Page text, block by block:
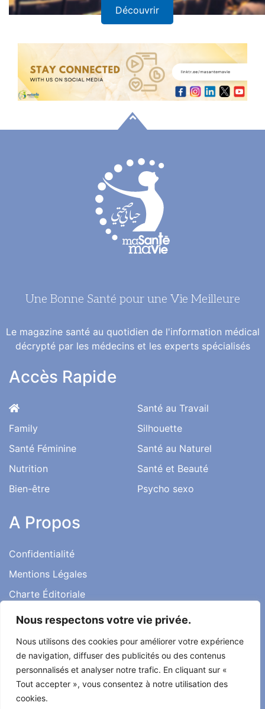
Nous respectons votre vie privée.
Nous utilisons des cookies pour améliorer votre expérience
de navigation, diffuser des publicités ou des contenus
personnalisés et analyser notre trafic. En cliquant sur «
Tout accepter », vous consentez à notre utilisation des
cookies.
Découvrir
Une Bonne Santé pour une Vie Meilleure
Le magazine santé au quotidien de l'information médical
décrypté par les médecins et les experts spécialisés
Accès Rapide
Family
Santé Féminine
Nutrition
Bien-être
Santé au Travail
Silhouette
Santé au Naturel
Santé et Beauté
Psycho sexo
A Propos
Confidentialité
Mentions Légales
Charte Éditoriale
Conditions d’utilisation
Témoignages